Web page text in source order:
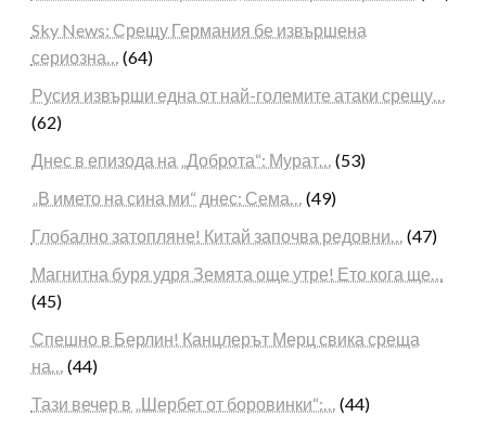
Sky News: Срещу Германия бе извършена
сериозна… (64)
Русия извърши една от най-големите атаки срещу…
(62)
Днес в епизода на „Доброта“: Мурат… (53)
„В името на сина ми“ днес: Сема… (49)
Глобално затопляне! Китай започва редовни… (47)
Магнитна буря удря Земята още утре! Ето кога ще…
(45)
Спешно в Берлин! Канцлерът Мерц свика среща
на… (44)
Тази вечер в „Шербет от боровинки“:… (44)